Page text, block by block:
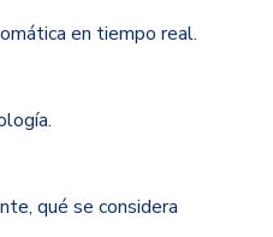
en tiempo real.
qué se considera